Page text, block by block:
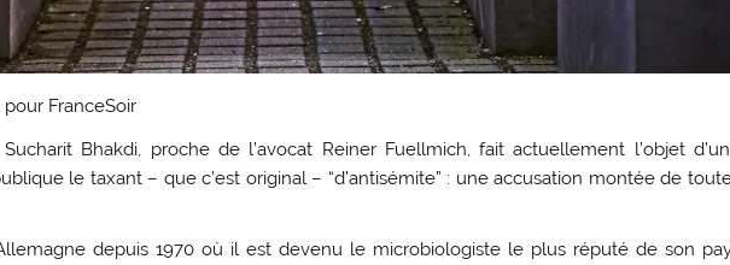
FranceSoir
Bhakdi, proche de l’avocat Reiner Fuellmich, fait actuellement l’objet
le taxant – que c’est original – “d’antisémite” : une accusation montée de
depuis 1970 où il est devenu le microbiologiste le plus réputé de son